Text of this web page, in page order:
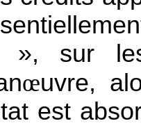
», sur
œuvre,
est